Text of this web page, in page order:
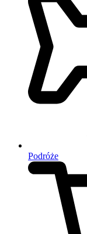
Podróże